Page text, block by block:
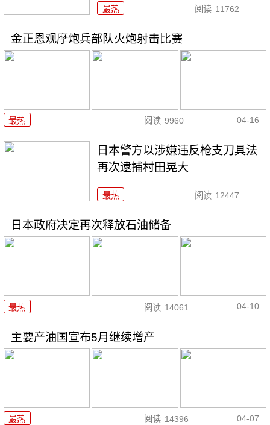
最热 阅读 11762
金正恩观摩炮兵部队火炮射击比赛
最热 阅读 9960 04-16
日本警方以涉嫌违反枪支刀具法
再次逮捕村田晃大
最热 阅读 12447
日本政府决定再次释放石油储备
最热 阅读 14061 04-10
主要产油国宣布5月继续增产
最热 阅读 14396 04-07